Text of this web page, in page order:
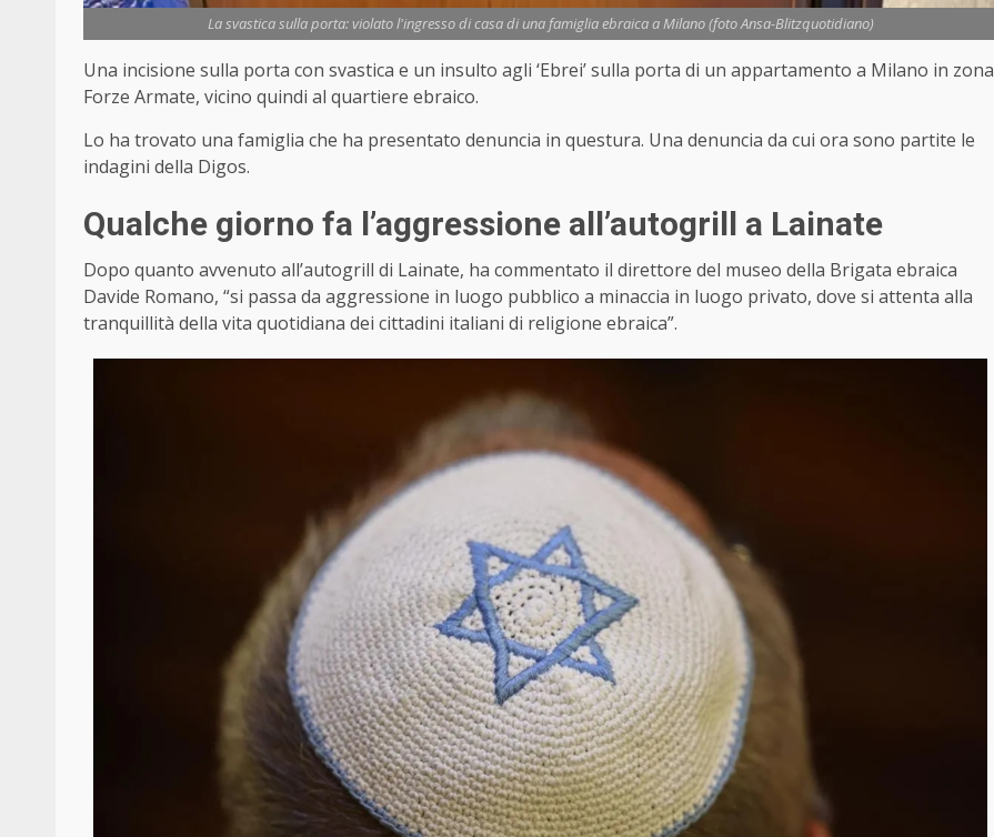
La svastica sulla porta: violato l'ingresso di casa di una famiglia ebraica a Milano (foto Ansa-Blitzquotidiano)
Una incisione sulla porta con svastica e un insulto agli ‘Ebrei’ sulla porta di un appartamento a Milano in zona
Forze Armate, vicino quindi al quartiere ebraico.
Lo ha trovato una famiglia che ha presentato denuncia in questura. Una denuncia da cui ora sono partite le
indagini della Digos.
Qualche giorno fa l’aggressione all’autogrill a Lainate
Dopo quanto avvenuto all’autogrill di Lainate, ha commentato il direttore del museo della Brigata ebraica
Davide Romano, “si passa da aggressione in luogo pubblico a minaccia in luogo privato, dove si attenta alla
tranquillità della vita quotidiana dei cittadini italiani di religione ebraica”.